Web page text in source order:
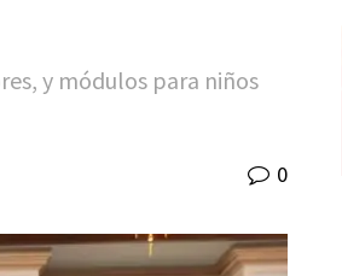
y módulos para niños
0